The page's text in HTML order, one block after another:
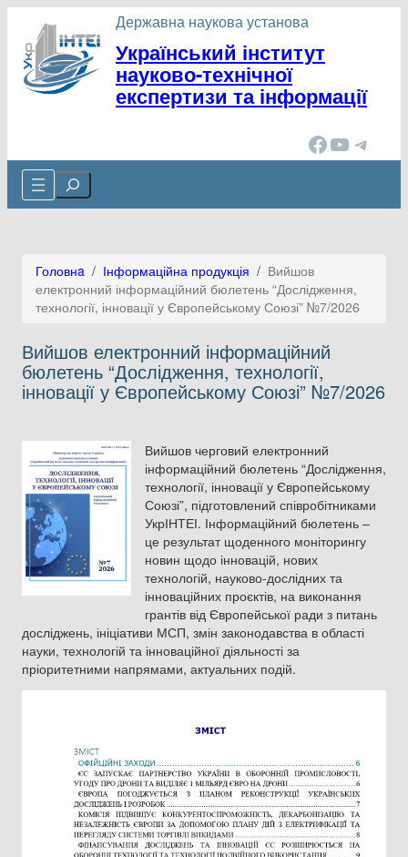
вмісту
Державна наукова установа
Український інститут
науково-технічної
експертизи та інформації
Facebook YouTube Telegram
Cerca
Головнa / Інформаційна продукція / Вийшов
електронний інформаційний бюлетень “Дослідження,
технології, інновації у Європейському Союзі” №7/2026
Вийшов електронний інформаційний
бюлетень “Дослідження, технології,
інновації у Європейському Союзі” №7/2026
Вийшов черговий електронний
інформаційний бюлетень “Дослідження,
технології, інновації у Європейському
Союзі”, підготовлений співробітниками
УкрІНТЕІ. Інформаційний бюлетень –
це результат щоденного моніторингу
новин щодо інновацій, нових
технологій, науково-дослідних та
інноваційних проєктів, на виконання
грантів від Європейської ради з питань
досліджень, ініціативи МСП, змін законодавства в області
науки, технологій та інноваційної діяльності за
пріоритетними напрямами, актуальних подій.